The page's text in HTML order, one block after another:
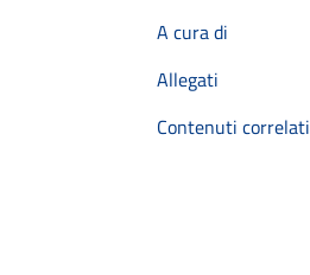
A cura di
Allegati
Contenuti correlati